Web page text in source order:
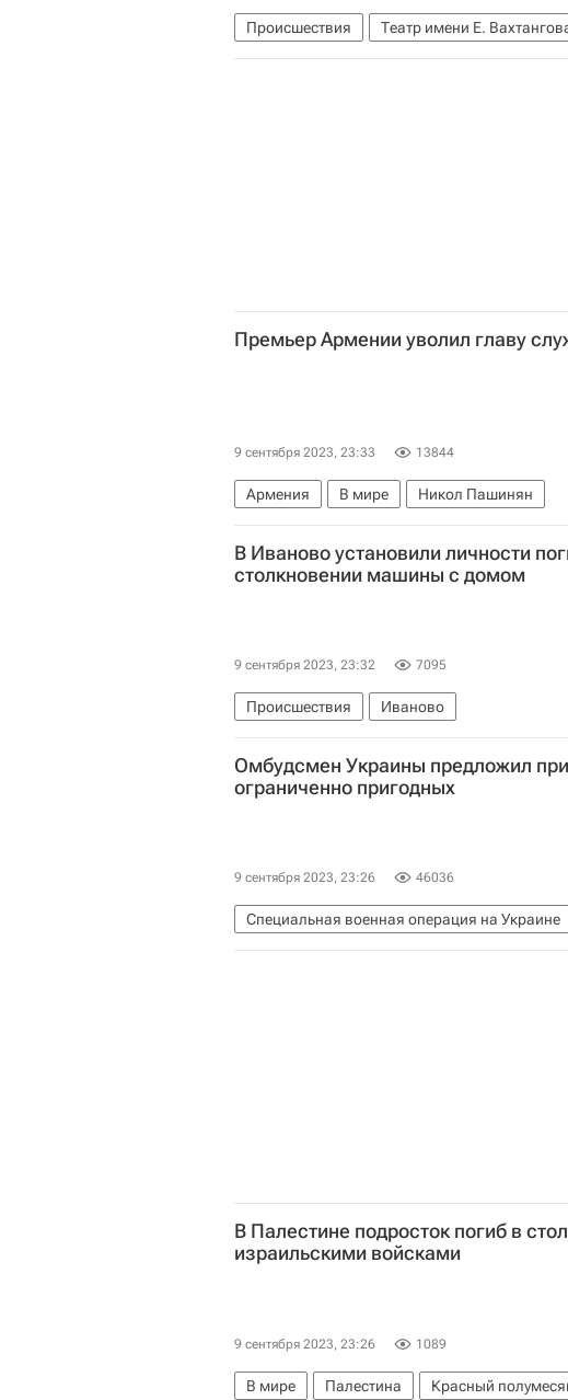
Происшествия Театр имени Е.
Премьер Армении уволил главу
9 сентября 2023, 23:33 13844
Армения В мире Никол Пашинян
В Иваново установили личности
столкновении машины с домом
9 сентября 2023, 23:32 7095
Происшествия
Иваново
Авто
Омбудсмен Украины предложил
ограниченно пригодных
9 сентября 2023, 23:26 46036
Специальная военная операция на Украине
Верховная Рада Украины
Вооруженные
В Палестине подросток погиб в
израильскими войсками
9 сентября 2023, 23:26 1089
В мире Палестина Красный